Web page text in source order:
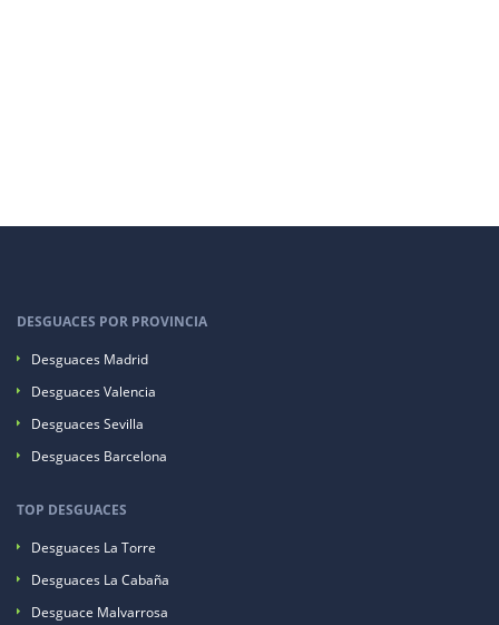
DESGUACES POR PROVINCIA
Desguaces Madrid
Desguaces Valencia
Desguaces Sevilla
Desguaces Barcelona
TOP DESGUACES
Desguaces La Torre
Desguaces La Cabaña
Desguace Malvarrosa